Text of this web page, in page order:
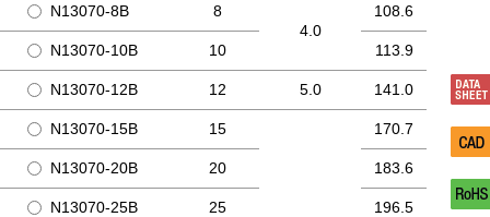
N13070-8B
8
4.0
108.6
N13070-10B 10 113.9
N13070-12B 12 5.0 141.0
N13070-15B 15 170.7
N13070-20B 20 183.6
N13070-25B 25 196.5